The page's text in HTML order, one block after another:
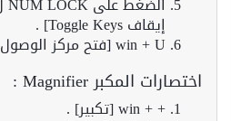
إيقاف Toggle Keys] .
win + U [فتح مركز الوصول السريع] .
اختصارات المكبر Magnifier :
+ + win [تكبير] .